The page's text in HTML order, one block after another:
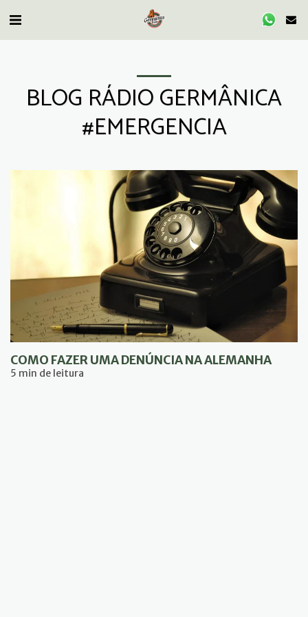
BLOG RÁDIO GERMÂNICA
#EMERGENCIA
COMO FAZER UMA DENÚNCIA NA ALEMANHA
5 min de leitura